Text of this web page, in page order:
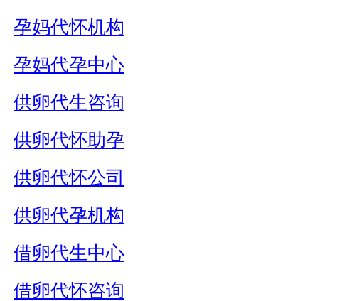
孕妈代怀机构
孕妈代孕中心
供卵代生咨询
供卵代怀助孕
供卵代怀公司
供卵代孕机构
借卵代生中心
借卵代怀咨询